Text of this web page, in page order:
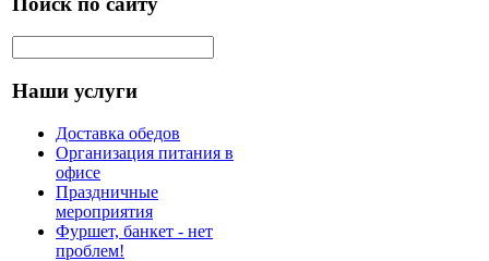
Наши услуги
Доставка обедов
Организация питания в
офисе
Праздничные
мероприятия
Фуршет, банкет - нет
проблем!